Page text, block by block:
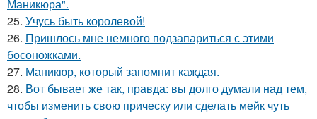
Маникюра".
25. Учусь быть королевой!
26. Пришлось мне немного подзапариться с этими
босоножками.
27. Маникюр, который запомнит каждая.
28. Вот бывает же так, правда: вы долго думали над тем,
чтобы изменить свою прическу или сделать мейк чуть